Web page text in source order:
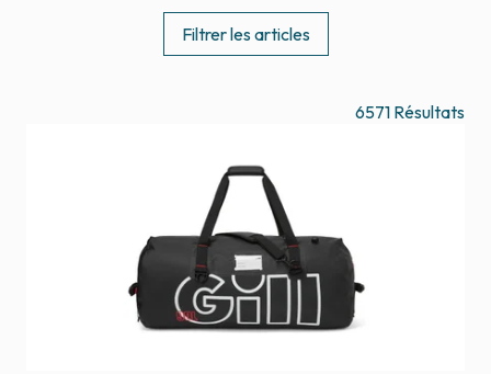
Filtrer les articles
6571 Résultats